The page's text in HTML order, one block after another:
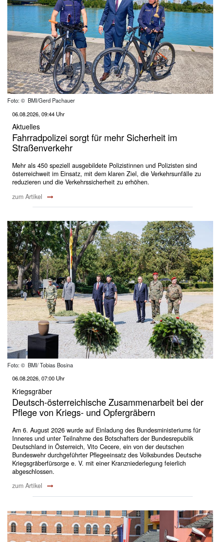
Foto: © BMI/Gerd Pachauer
06.08.2026, 09:44 Uhr
Aktuelles
Fahrradpolizei sorgt für mehr Sicherheit im
Straßenverkehr
Mehr als 450 speziell ausgebildete Polizistinnen und Polizisten sind
österreichweit im Einsatz, mit dem klaren Ziel, die Verkehrsunfälle zu
reduzieren und die Verkehrssicherheit zu erhöhen.
zum Artikel
Foto: © BMI/ Tobias Bosina
06.08.2026, 07:00 Uhr
Kriegsgräber
Deutsch-österreichische Zusammenarbeit bei der
Pflege von Kriegs- und Opfergräbern
Am 6. August 2026 wurde auf Einladung des Bundesministeriums für
Inneres und unter Teilnahme des Botschafters der Bundesrepublik
Deutschland in Österreich, Vito Cecere, ein von der deutschen
Bundeswehr durchgeführter Pflegeeinsatz des Volksbundes Deutsche
Kriegsgräberfürsorge e. V. mit einer Kranzniederlegung feierlich
abgeschlossen.
zum Artikel